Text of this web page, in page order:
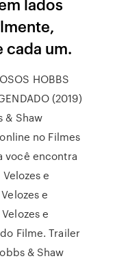
cada um.
HOBBS
(2019)
& Shaw
no Filmes
você encontra
e
e
e
Filme. Trailer
& Shaw